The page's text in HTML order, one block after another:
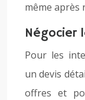
même après
Négocier
Pour les
un devis
offres et